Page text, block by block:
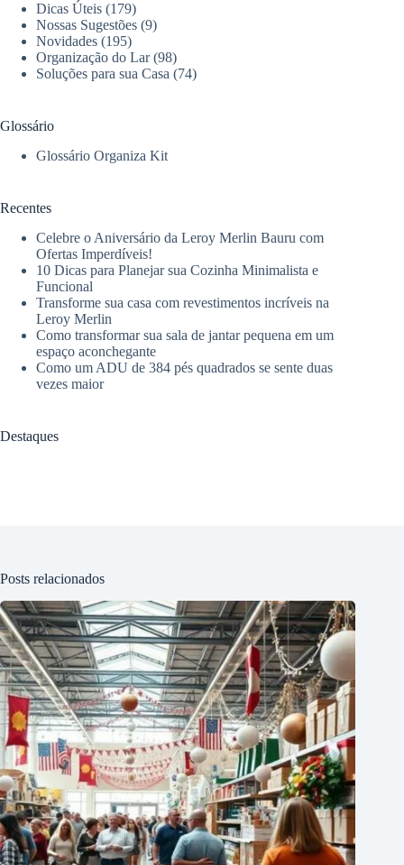
Dicas Úteis (179)
Nossas Sugestões (9)
Novidades (195)
Organização do Lar(98)
Soluções para sua Casa (74)
Glossário
Glossário Organiza Kit
Recentes
Celebre o Aniversário da Leroy Merlin Bauru com
Ofertas Imperdíveis!
10 Dicas para Planejar sua Cozinha Minimalista e
Funcional
Transforme sua casa com revestimentos incríveis na
Leroy Merlin
Como transformar sua sala de jantar pequena em um
espaço aconchegante
Como um ADU de 384 pés quadrados se sente duas
vezes maior
Destaques
Posts relacionados